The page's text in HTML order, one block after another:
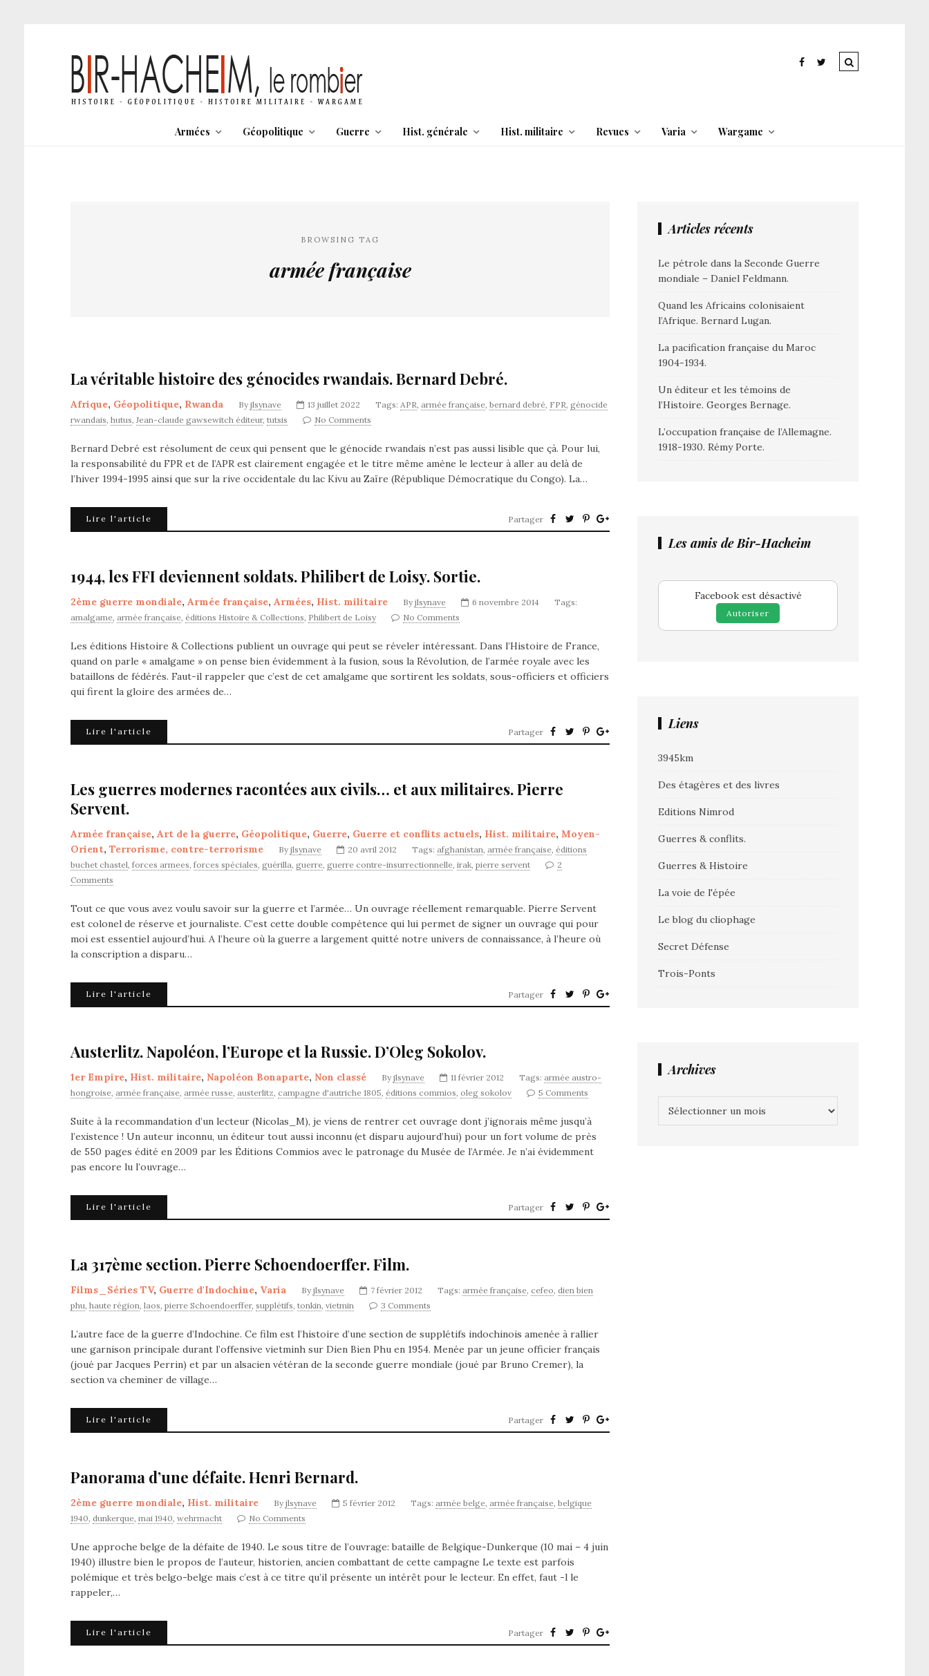
Armées Géopolitique Guerre Hist. générale Hist. militaire Revues Varia Wargame
BROWSING TAG
armée française
La véritable histoire des génocides rwandais. Bernard Debré.
Afrique, Géopolitique, Rwanda By jlsynave 13 juillet 2022 Tags: APR, armée française, bernard debré, FPR, génocide
rwandais, hutus,Jean-claude gawsewitch éditeur, tutsis No Comments
Bernard Debré est résolument de ceux qui pensent que le génocide rwandais n’est pas aussi lisible que çà. Pour lui,
la responsabilité du FPR et de l’APR est clairement engagée et le titre même amène le lecteur à aller au delà de
l’hiver 1994-1995 ainsi que sur la rive occidentale du lac Kivu au Zaïre (République Démocratique du Congo). La…
Lire l'article Partager
1944, les FFI deviennent soldats. Philibert de Loisy. Sortie.
2ème guerre mondiale, Armée française, Armées, Hist. militaire By jlsynave 6 novembre 2014
Tags:
amalgame, armée française, éditions Histoire & Collections, Philibert de Loisy No Comments
Les éditions Histoire & Collections publient un ouvrage qui peut se réveler intéressant. Dans l’Histoire de France,
quand on parle « amalgame » on pense bien évidemment à la fusion, sous la Révolution, de l’armée royale avec les
bataillons de fédérés. Faut-il rappeler que c’est de cet amalgame que sortirent les soldats, sous-officiers et officiers
qui firent la gloire des armées de…
Lire l'article Partager
Les guerres modernes racontées aux civils… et aux militaires. Pierre
Servent.
Armée française, Art de la guerre, Géopolitique, Guerre, Guerre et conflits actuels, Hist. militaire, Moyen-
Orient, Terrorisme, contre-terrorisme By jlsynave 20 avril 2012 Tags: afghanistan, armée française, éditions
buchet chastel, forces armees, forces spéciales, guérilla, guerre, guerre contre-insurrectionnelle, irak, pierre servent
2
Comments
Tout ce que vous avez voulu savoir sur la guerre et l’armée… Un ouvrage réellement remarquable. Pierre Servent
est colonel de réserve et journaliste. C’est cette double compétence qui lui permet de signer un ouvrage qui pour
moi est essentiel aujourd’hui. A l’heure où la guerre a largement quitté notre univers de connaissance, à l’heure où
la conscription a disparu…
Lire l'article Partager
Austerlitz. Napoléon, l’Europe et la Russie. D’Oleg Sokolov.
1er Empire, Hist. militaire, Napoléon Bonaparte, Non classé By jlsynave 11 février 2012 Tags: armée austro-
hongroise, armée française, armée russe, austerlitz, campagne d'autriche 1805, éditions commios, oleg sokolov 5 Comments
Suite à la recommandation d’un lecteur (Nicolas_M), je viens de rentrer cet ouvrage dont j’ignorais même jusqu’à
l’existence ! Un auteur inconnu, un éditeur tout aussi inconnu (et disparu aujourd’hui) pour un fort volume de près
de 550 pages édité en 2009 par les Éditions Commios avec le patronage du Musée de l’Armée. Je n’ai évidemment
pas encore lu l’ouvrage…
Lire l'article Partager
La 317ème section. Pierre Schoendoerffer. Film.
Films_Séries TV, Guerre d'Indochine, Varia By jlsynave 7 février 2012 Tags: armée française, cefeo, dien bien
phu, haute région, laos, pierre Schoendoerffer, supplétifs, tonkin, vietmin 3 Comments
L’autre face de la guerre d’Indochine. Ce film est l’histoire d’une section de supplétifs indochinois amenée à rallier
une garnison principale durant l’offensive vietminh sur Dien Bien Phu en 1954. Menée par un jeune officier français
(joué par Jacques Perrin) et par un alsacien vétéran de la seconde guerre mondiale (joué par Bruno Cremer), la
section va cheminer de village…
Lire l'article Partager
Panorama d’une défaite. Henri Bernard.
2ème guerre mondiale, Hist. militaire By jlsynave 5 février 2012 Tags: armée belge, armée française, belgique
1940, dunkerque, mai 1940, wehrmacht No Comments
Une approche belge de la défaite de 1940. Le sous titre de l’ouvrage: bataille de Belgique-Dunkerque (10 mai – 4 juin
1940) illustre bien le propos de l’auteur, historien, ancien combattant de cette campagne Le texte est parfois
polémique et très belgo-belge mais c’est à ce titre qu’il présente un intérêt pour le lecteur. En effet, faut -l le
rappeler,…
Lire l'article Partager
Articles récents
Le pétrole dans la Seconde Guerre
mondiale – Daniel Feldmann.
Quand les Africains colonisaient
l’Afrique. Bernard Lugan.
La pacification française du Maroc
1904-1934.
Un éditeur et les témoins de
l’Histoire. Georges Bernage.
L’occupation française de l’Allemagne.
1918-1930. Rémy Porte.
Les amis de Bir-Hacheim
Facebook est désactivé
Autoriser
Liens
3945km
Des étagères et des livres
Editions Nimrod
Guerres & conflits.
Guerres & Histoire
La voie de l'épée
Le blog du cliophage
Secret Défense
Trois-Ponts
Archives